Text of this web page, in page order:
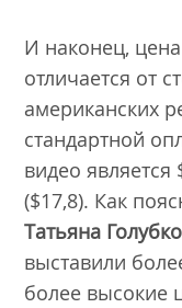
И наконец,
отличается от
американских
стандартной
видео
($17,8). Как
Татьяна
выставили
более высокие